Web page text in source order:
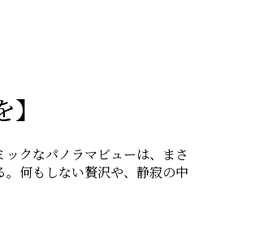
クなパノラマビューは、まさ
何もしない贅沢や、静寂の中